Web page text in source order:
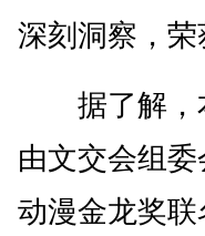
深刻洞察，荣
据了解，
由文交会组
动漫金龙奖